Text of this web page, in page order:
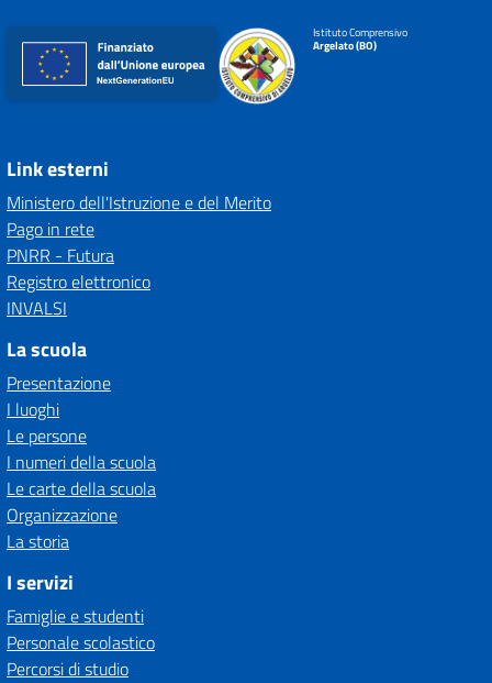
Istituto Comprensivo
Argelato (BO)
Link esterni
Ministero dell'Istruzione e del Merito
Pago in rete
PNRR - Futura
Registro elettronico
INVALSI
La scuola
Presentazione
I luoghi
Le persone
I numeri della scuola
Le carte della scuola
Organizzazione
La storia
I servizi
Famiglie e studenti
Personale scolastico
Percorsi di studio